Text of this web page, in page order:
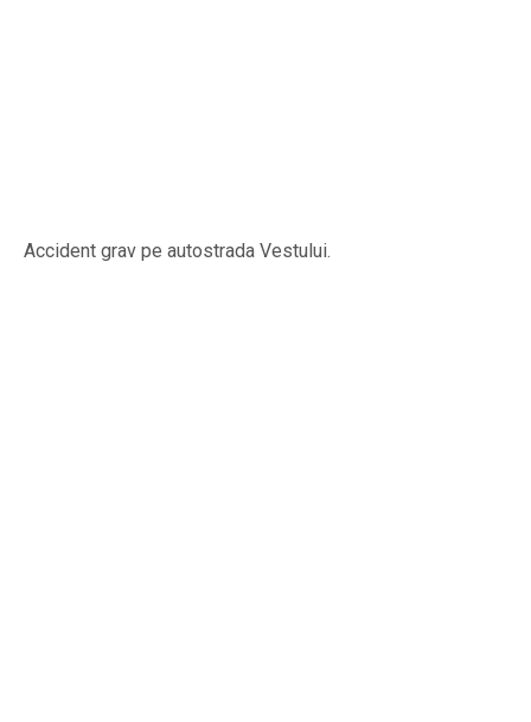
Accident grav pe autostrada Vestului.